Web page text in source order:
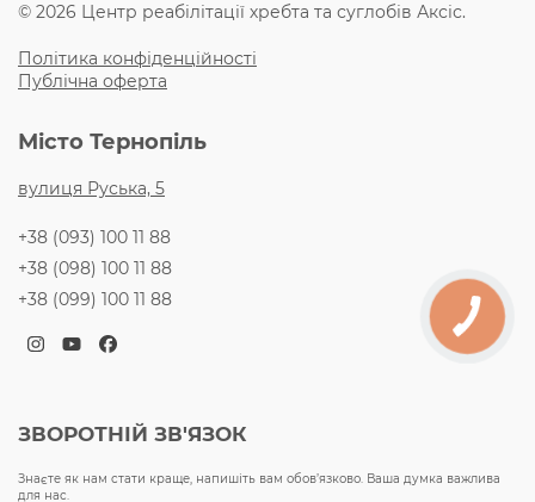
© 2026 Центр реабілітації хребта та суглобів Аксіс.
Політика конфіденційності
Публічна оферта
Місто Тернопіль
вулиця Руська, 5
+38 (093) 100 11 88
+38 (098) 100 11 88
+38 (099) 100 11 88
Instagram
YouTubeFacebook
ЗВОРОТНІЙ ЗВ'ЯЗОК
Знаєте як нам стати краще, напишіть вам обов’язково. Ваша думка важлива
для нас.